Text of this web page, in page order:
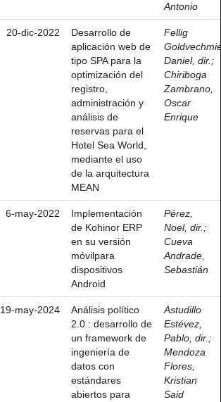
Antonio
20-dic-2022
Desarrollo de
aplicación web de
tipo SPA para la
optimización del
registro,
administración y
análisis de
reservas para el
Hotel Sea World,
mediante el uso
de la arquitectura
MEAN
Fellig
Daniel, dir. ;
Chiriboga
Zambrano,
Oscar
Enrique
6-may-2022
Implementación
de Kohinor ERP
en su versión
móvilpara
dispositivos
Android
Pérez,
Noel, dir. ;
Cueva
Andrade,
Sebastián
19-may-2024
Análisis político
2.0 : desarrollo de
un framework de
ingeniería de
datos con
estándares
abiertos para
Astudillo
Estévez,
Pablo, dir. ;
Mendoza
Flores,
Kristian
Said